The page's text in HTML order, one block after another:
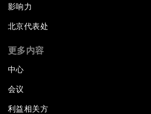
影响力
北京代表处
更多内容
中心
会议
利益相关方